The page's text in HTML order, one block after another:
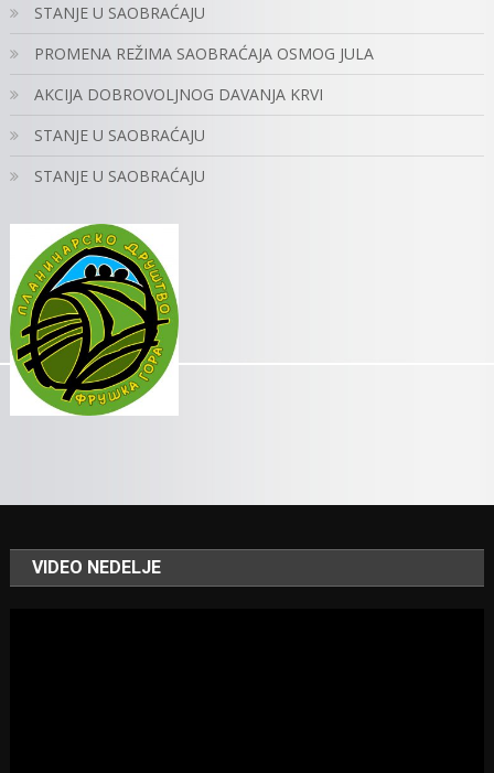
STANJE U SAOBRAĆAJU
PROMENA REŽIMA SAOBRAĆAJA OSMOG JULA
AKCIJA DOBROVOLJNOG DAVANJA KRVI
STANJE U SAOBRAĆAJU
STANJE U SAOBRAĆAJU
VIDEO NEDELJE